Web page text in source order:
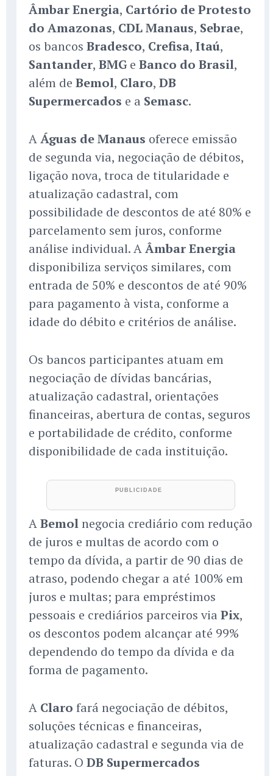
Âmbar Energia, Cartório de Protesto
do Amazonas, CDL Manaus, Sebrae,
os bancos Bradesco, Crefisa, Itaú,
Santander, BMGe Banco do Brasil,
além de Bemol, Claro, DB
Supermercados e a Semasc.
AÁguas de Manaus oferece emissão
de segunda via, negociação de débitos,
ligação nova, troca de titularidade e
atualização cadastral, com
possibilidade de descontos de até 80% e
parcelamento sem juros, conforme
análise individual. AÂmbar Energia
disponibiliza serviços similares, com
entrada de 50% e descontos de até 90%
para pagamento à vista, conforme a
idade do débito e critérios de análise.
Os bancos participantes atuam em
negociação de dívidas bancárias,
atualização cadastral, orientações
financeiras, abertura de contas, seguros
e portabilidade de crédito, conforme
disponibilidade de cada instituição.
ABemolnegocia crediário com redução
de juros e multas de acordo com o
tempo da dívida, a partir de 90 dias de
atraso, podendo chegar a até 100% em
juros e multas; para empréstimos
pessoais e crediários parceiros via Pix,
os descontos podem alcançar até 99%
dependendo do tempo da dívida e da
forma de pagamento.
A Claro fará negociação de débitos,
soluções técnicas e financeiras,
atualização cadastral e segunda via de
faturas. O DB Supermercados